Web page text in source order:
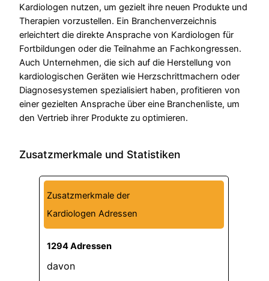
Kardiologen nutzen, um gezielt ihre neuen Produkte und
Therapien vorzustellen. Ein Branchenverzeichnis
erleichtert die direkte Ansprache von Kardiologen für
Fortbildungen oder die Teilnahme an Fachkongressen.
Auch Unternehmen, die sich auf die Herstellung von
kardiologischen Geräten wie Herzschrittmachern oder
Diagnosesystemen spezialisiert haben, profitieren von
einer gezielten Ansprache über eine Branchenliste, um
den Vertrieb ihrer Produkte zu optimieren.
Zusatzmerkmale und Statistiken
Zusatzmerkmale der
Kardiologen Adressen
1294 Adressen
davon